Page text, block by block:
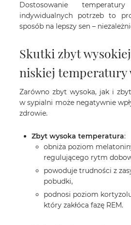
Dostosowanie
indywidualnych potrzeb to
sposób na lepszy sen –
Skutki zbyt
niskiej temperatury
Zarówno zbyt wysoka, jak i
w sypialni może negatywnie
zdrowie.
Zbyt wysoka temperatura:
obniża poziom
regulującego rytm
powoduje trudności z
pobudki,
podnosi poziom
który zakłóca fazę REM.